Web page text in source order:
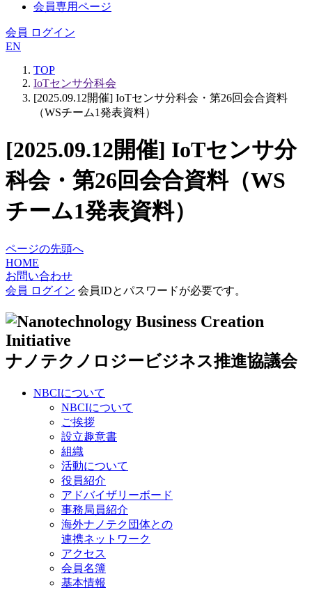
会員専用ページ
会員 ログイン
EN
TOP
IoTセンサ分科会
[2025.09.12開催] IoTセンサ分科会・第26回会合資料
（WSチーム1発表資料）
[2025.09.12開催] IoTセンサ分
科会・第26回会合資料（WS
チーム1発表資料）
ページの先頭へ
HOME
お問い合わせ
会員 ログイン 会員IDとパスワードが必要です。
ナノテクノロジービジネス推進協議会
NBCIについて
NBCIについて
ご挨拶
設立趣意書
組織
活動について
役員紹介
アドバイザリーボード
事務局員紹介
海外ナノテク団体との
連携ネットワーク
アクセス
会員名簿
基本情報